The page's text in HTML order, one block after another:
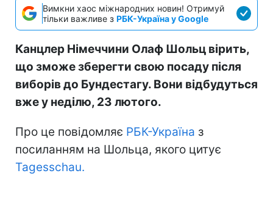
Вимкни хаос міжнародних новин! Отримуй
тільки важливе з РБК-Україна у Google
Канцлер Німеччини Олаф Шольц вірить,
що зможе зберегти свою посаду після
виборів до Бундестагу. Вони відбудуться
вже у неділю, 23 лютого.
Про це повідомляє РБК-Україна з
посиланням на Шольца, якого цитує
Tagesschau.